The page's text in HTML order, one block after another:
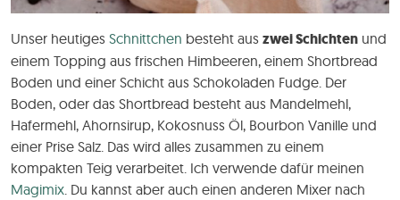
Unser heutiges Schnittchen besteht aus zwei Schichten und
einem Topping aus frischen Himbeeren, einem Shortbread
Boden und einer Schicht aus Schokoladen Fudge. Der
Boden, oder das Shortbread besteht aus Mandelmehl,
Hafermehl, Ahornsirup, Kokosnuss Öl, Bourbon Vanille und
einer Prise Salz. Das wird alles zusammen zu einem
kompakten Teig verarbeitet. Ich verwende dafür meinen
Magimix . Du kannst aber auch einen anderen Mixer nach